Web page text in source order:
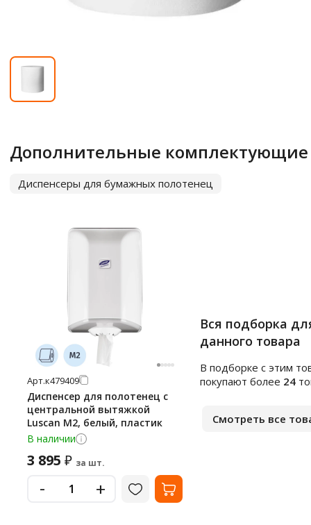
Дополнительные комплектующие
Диспенсеры для бумажных полотенец
Арт.к479409
Диспенсер для полотенец с
центральной вытяжкой
Luscan М2, белый, пластик
В наличии
3 895 ₽ за шт.
- +
Вся подборка
данного товара
В подборке c этим
покупают более 24
Смотреть все